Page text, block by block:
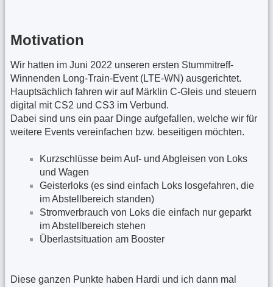
Motivation
Wir hatten im Juni 2022 unseren ersten Stummitreff-
Winnenden Long-Train-Event (LTE-WN) ausgerichtet.
Hauptsächlich fahren wir auf Märklin C-Gleis und steuern
digital mit CS2 und CS3 im Verbund.
Dabei sind uns ein paar Dinge aufgefallen, welche wir für
weitere Events vereinfachen bzw. beseitigen möchten.
Kurzschlüsse beim Auf- und Abgleisen von Loks
und Wagen
Geisterloks (es sind einfach Loks losgefahren, die
im Abstellbereich standen)
Stromverbrauch von Loks die einfach nur geparkt
im Abstellbereich stehen
Überlastsituation am Booster
Diese ganzen Punkte haben Hardi und ich dann mal